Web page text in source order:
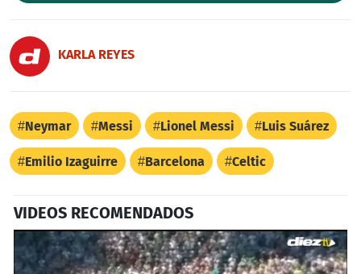
KARLA REYES
Neymar Messi Lionel Messi Luis Suárez
Emilio Izaguirre Barcelona Celtic
VIDEOS RECOMENDADOS